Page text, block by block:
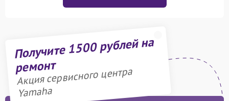
Получите 1500 рублей на
ремонт
Акция сервисного центра
Yamaha